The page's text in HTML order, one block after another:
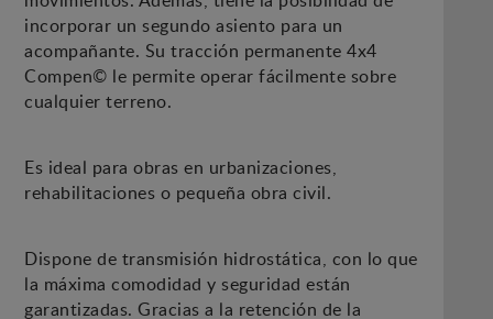
incorporar un segundo asiento para un
acompañante. Su tracción permanente 4x4
Compen© le permite operar fácilmente sobre
cualquier terreno.
Es ideal para obras en urbanizaciones,
rehabilitaciones o pequeña obra civil.
Dispone de transmisión hidrostática, con lo que
la máxima comodidad y seguridad están
garantizadas. Gracias a la retención de la